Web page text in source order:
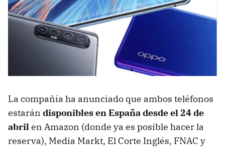
La compañía ha anunciado que ambos teléfonos
estarán disponibles en España desde el 24 de
abrilen Amazon (donde ya es posible hacer la
reserva), Media Markt, El Corte Inglés, FNAC y